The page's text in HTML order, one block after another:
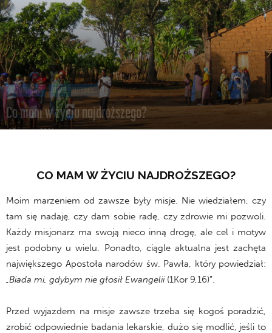
AKTUALNOŚCI MOŻESZ MI POMÓC
Co mam w życiu najdroższego?
28 lutego 2021
CO MAM W ŻYCIU NAJDROŻSZEGO?
Moim marzeniem od zawsze były misje. Nie wiedziałem, czy
tam się nadaję, czy dam sobie radę, czy zdrowie mi pozwoli.
Każdy misjonarz ma swoją nieco inną drogę, ale cel i motyw
jest podobny u wielu. Ponadto, ciągle aktualna jest zachęta
największego Apostoła narodów św. Pawła, który powiedział:
„Biada mi, gdybym nie głosił Ewangelii (1Kor 9,16)”.
Przed wyjazdem na misje zawsze trzeba się kogoś poradzić,
zrobić odpowiednie badania lekarskie, dużo się modlić, jeśli to